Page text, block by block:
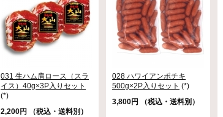
031 生ハム肩ロース（スラ
イス）40g×3P入りセット
(*)
2,200円 （税込・送料別）
028 ハワイアンポチキ
500g×2P入りセット (*)
3,800円 （税込・送料別）